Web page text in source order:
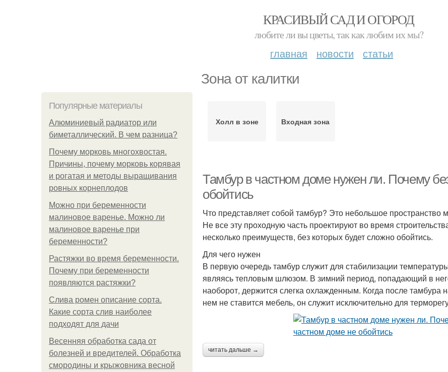
КРАСИВЫЙ САД И ОГОРОД
любите ли вы цветы, так как любим их мы?
главная новости статьи
Зона от калитки
Популярные материалы
Алюминиевый радиатор или
биметаллический. В чем разница?
Почему морковь многохвостая.
Причины, почему морковь корявая
и рогатая и методы выращивания
ровных корнеплодов
Можно при беременности
малиновое варенье. Можно ли
малиновое варенье при
беременности?
Растяжки во время беременности.
Почему при беременности
появляются растяжки?
Слива ромен описание сорта.
Какие сорта слив наиболее
подходят для дачи
Весенняя обработка сада от
болезней и вредителей. Обработка
смородины и крыжовника весной
Холл в зоне Входная зона
Тамбур в частном доме нужен ли. Почему
обойтись
Что представляет собой тамбур? Это небольшое
Не все эту проходную часть проектируют во время
несколько преимуществ, без которых будет сложно обойтись.
Для чего нужен
В первую очередь тамбур служит для стабилизации
являясь тепловым шлюзом. В зимний период, попадающий в
наоборот, держится слегка охлажденным. Когда после тамбура
нем не ставится мебель, он служит исключительно для
читать дальше →